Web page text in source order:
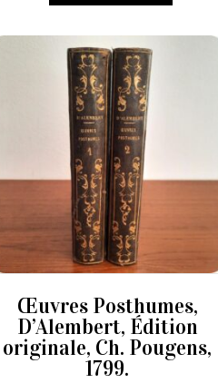
Œuvres Posthumes,
D’Alembert, Édition
originale, Ch. Pougens,
1799.